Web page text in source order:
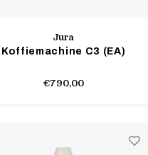
Jura
Koffiemachine C3 (EA)
€790,00